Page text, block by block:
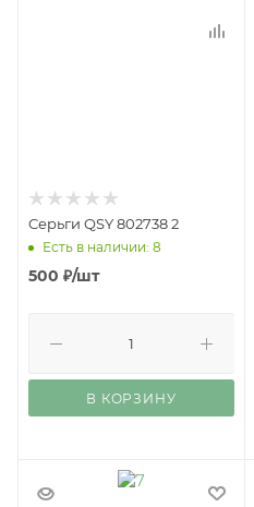
Серьги QSY 802738 2
Есть в наличии: 8
500 ₽/шт
В КОРЗИНУ